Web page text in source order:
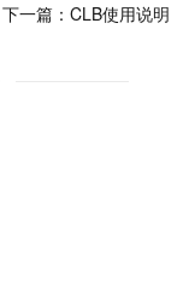
下一篇： CLB使用说明